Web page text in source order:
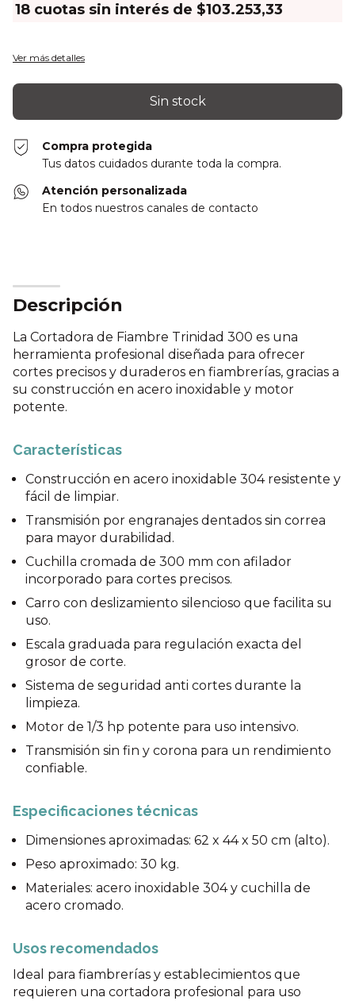
18 cuotas sin interés de $103.253,33
Ver más detalles
Compra protegida
Tus datos cuidados durante toda la compra.
Atención personalizada
En todos nuestros canales de contacto
Descripción
La Cortadora de Fiambre Trinidad 300 es una
herramienta profesional diseñada para ofrecer
cortes precisos y duraderos en fiambrerías, gracias a
su construcción en acero inoxidable y motor
potente.
Características
Construcción en acero inoxidable 304 resistente y
fácil de limpiar.
Transmisión por engranajes dentados sin correa
para mayor durabilidad.
Cuchilla cromada de 300 mm con afilador
incorporado para cortes precisos.
Carro con deslizamiento silencioso que facilita su
uso.
Escala graduada para regulación exacta del
grosor de corte.
Sistema de seguridad anti cortes durante la
limpieza.
Motor de 1/3 hp potente para uso intensivo.
Transmisión sin fin y corona para un rendimiento
confiable.
Especificaciones técnicas
Dimensiones aproximadas: 62 x 44 x 50 cm (alto).
Peso aproximado: 30 kg.
Materiales: acero inoxidable 304 y cuchilla de
acero cromado.
Usos recomendados
Ideal para fiambrerías y establecimientos que
requieren una cortadora profesional para uso